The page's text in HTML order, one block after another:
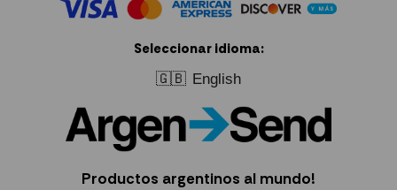
Seleccionar idioma:
🇬🇧 English
Productos argentinos al mundo!